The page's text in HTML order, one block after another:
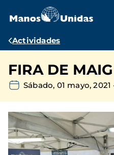
contenido
Ruta
navegación
Actividades
FIRA DE
Sábado, 01 mayo, 2021